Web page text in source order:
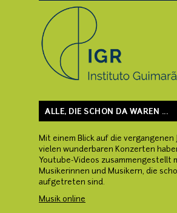
ALLE, DIE SCHON DA WAREN ...
Mit einem Blick auf die vergangenen
vielen wunderbaren Konzerten
Youtube-Videos zusammengestellt
Musikerinnen und Musikern, die
aufgetreten sind.
Musik online